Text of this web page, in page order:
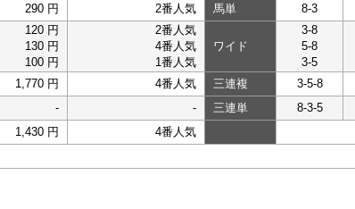
290 円 2番人気 馬単 8-3
120 円
130 円
100 円
2番人気
4番人気
1番人気
ワイド
3-8
5-8
3-5
1,770 円 4番人気 三連複 3-5-8
- - 三連単 8-3-5
1,430 円
4番人気